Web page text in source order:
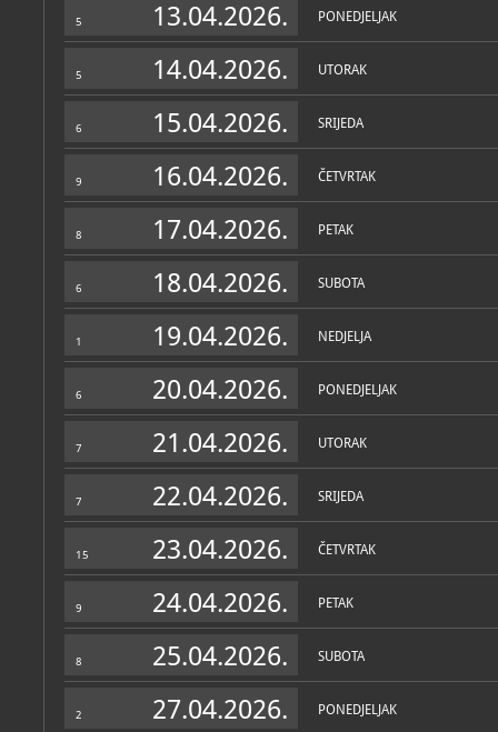
5 13.04.2026. PONEDJELJAK
5 14.04.2026. UTORAK
6 15.04.2026. SRIJEDA
9 16.04.2026. ČETVRTAK
8 17.04.2026. PETAK
6 18.04.2026. SUBOTA
1 19.04.2026. NEDJELJA
6 20.04.2026. PONEDJELJAK
7 21.04.2026. UTORAK
7 22.04.2026. SRIJEDA
15 23.04.2026. ČETVRTAK
9 24.04.2026. PETAK
8 25.04.2026. SUBOTA
2 27.04.2026. PONEDJELJAK